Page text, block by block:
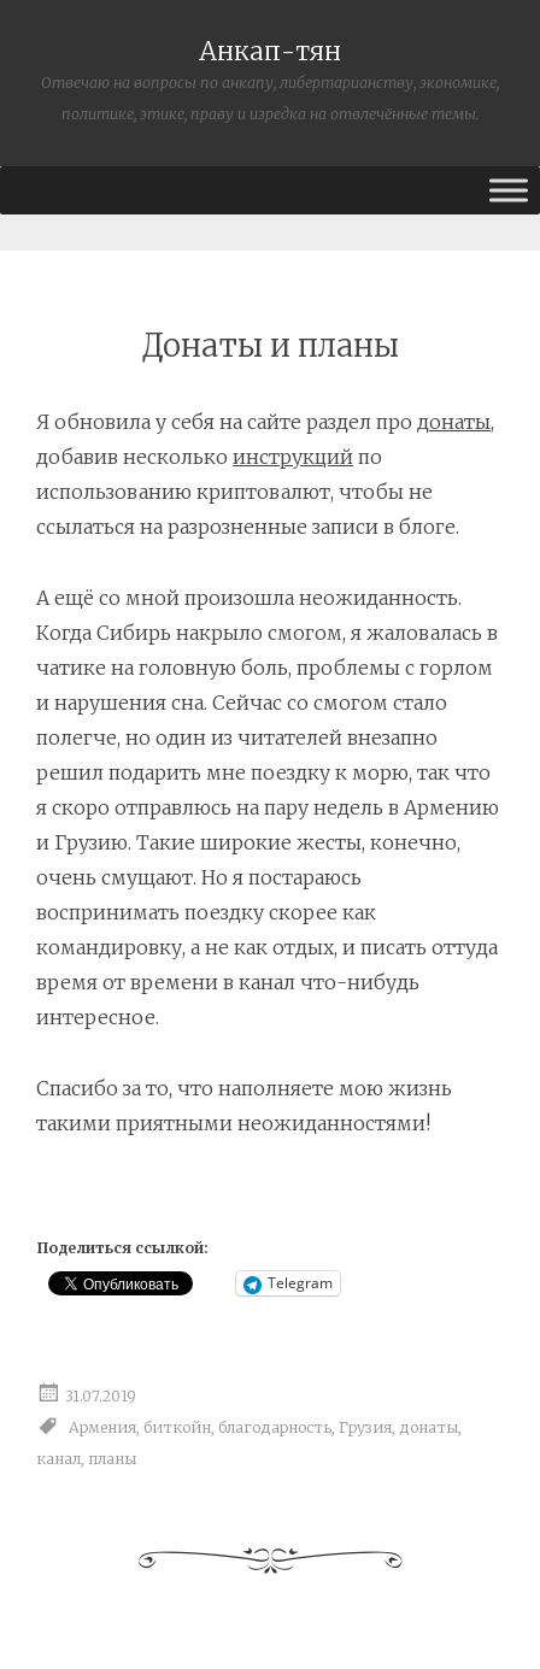
Анкап-тян
Отвечаю на вопросы по анкапу, либертарианству, экономике,
политике, этике, праву и изредка на отвлечённые темы.
Донаты и планы
Я обновила у себя на сайте раздел про донаты,
добавив несколько инструкций по
использованию криптовалют, чтобы не
ссылаться на разрозненные записи в блоге.
А ещё со мной произошла неожиданность.
Когда Сибирь накрыло смогом, я жаловалась в
чатике на головную боль, проблемы с горлом
и нарушения сна. Сейчас со смогом стало
полегче, но один из читателей внезапно
решил подарить мне поездку к морю, так что
я скоро отправлюсь на пару недель в Армению
и Грузию. Такие широкие жесты, конечно,
очень смущают. Но я постараюсь
воспринимать поездку скорее как
командировку, а не как отдых, и писать оттуда
время от времени в канал что-нибудь
интересное.
Спасибо за то, что наполняете мою жизнь
такими приятными неожиданностями!
Поделиться ссылкой:
Telegram
31.07.2019
Армения биткойн благодарность Грузия донаты
канал планы